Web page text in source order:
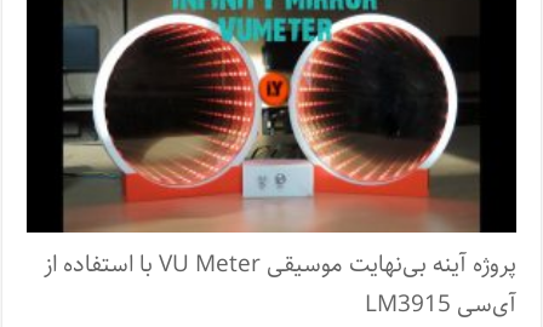
پروژه آینه بی‌نهایت موسیقی VU Meter با استفاده از
آی‌سی LM3915